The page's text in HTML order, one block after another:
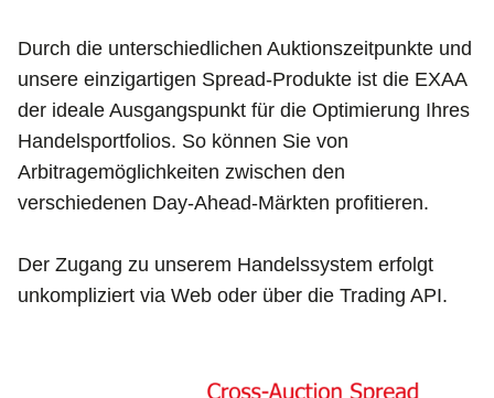
Durch die unterschiedlichen Auktionszeitpunkte und
unsere einzigartigen Spread-Produkte ist die EXAA
der ideale Ausgangspunkt für die Optimierung Ihres
Handelsportfolios. So können Sie von
Arbitragemöglichkeiten zwischen den
verschiedenen Day-Ahead-Märkten profitieren.
Der Zugang zu unserem Handelssystem erfolgt
unkompliziert via Web oder über die Trading API.